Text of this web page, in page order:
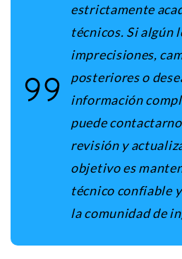
estrictamente
técnicos. Si algún
imprecisiones,
posteriores o
información
puede
revisión y
objetivo es
técnico confiable
la comunidad de